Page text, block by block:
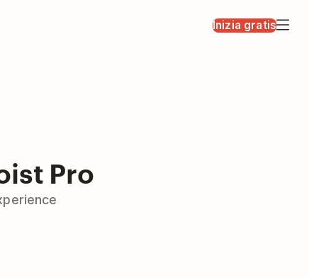
Inizia gratis
Pro